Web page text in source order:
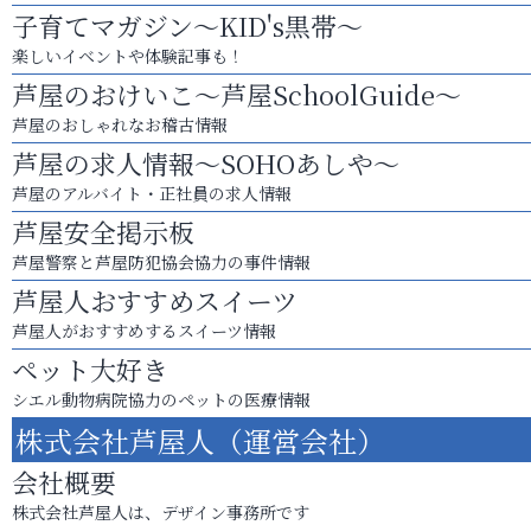
子育てマガジン～KID's黒帯～
楽しいイベントや体験記事も！
芦屋のおけいこ～芦屋SchoolGuide～
芦屋のおしゃれなお稽古情報
芦屋の求人情報～SOHOあしや～
芦屋のアルバイト・正社員の求人情報
芦屋安全掲示板
芦屋警察と芦屋防犯協会協力の事件情報
芦屋人おすすめスイーツ
芦屋人がおすすめするスイーツ情報
ペット大好き
シエル動物病院協力のペットの医療情報
株式会社芦屋人（運営会社）
会社概要
株式会社芦屋人は、デザイン事務所です